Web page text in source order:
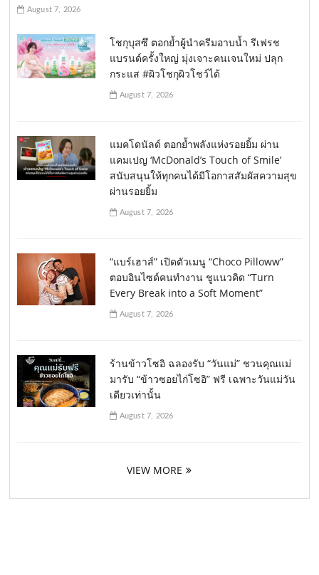
August 7, 2026
โชกุบุสซึ ตอกย้ำผู้นำครีมอาบน้ำ รีเฟรช
แบรนด์ครั้งใหญ่ มุ่งเจาะคนเจนใหม่ ปลุก
กระแส #ผิวโชกุผิวโชว์ได้
August 7, 2026
แมคโดนัลด์ ตอกย้ำพลังแห่งรอยยิ้ม ผ่าน
แคมเปญ ‘McDonald’s Touch of Smile’
สนับสนุนให้ทุกคนได้มีโอกาสสัมผัสความสุข
ผ่านรอยยิ้ม
August 7, 2026
“แบร์เฮาส์” เปิดตัวเมนู “Choco Pilloww”
ตอบอินไซด์คนทำงาน ชูแนวคิด “Turn
Every Break into a Soft Moment”
August 7, 2026
ร้านข้าวโซอิ ฉลองรับ “วันแม่” ชวนคุณแม่
มารับ “ข้าวซอยไก่โซอิ” ฟรี เฉพาะวันแม่วัน
เดียวเท่านั้น
August 7, 2026
VIEW MORE